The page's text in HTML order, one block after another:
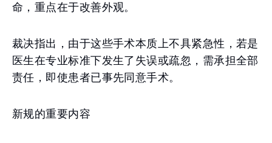
命，重点在于改善外观。
裁决指出，由于这些手术本质上不具紧急性，若是
医生在专业标准下发生了失误或疏忽，需承担全部
责任，即使患者已事先同意手术。
新规的重要内容